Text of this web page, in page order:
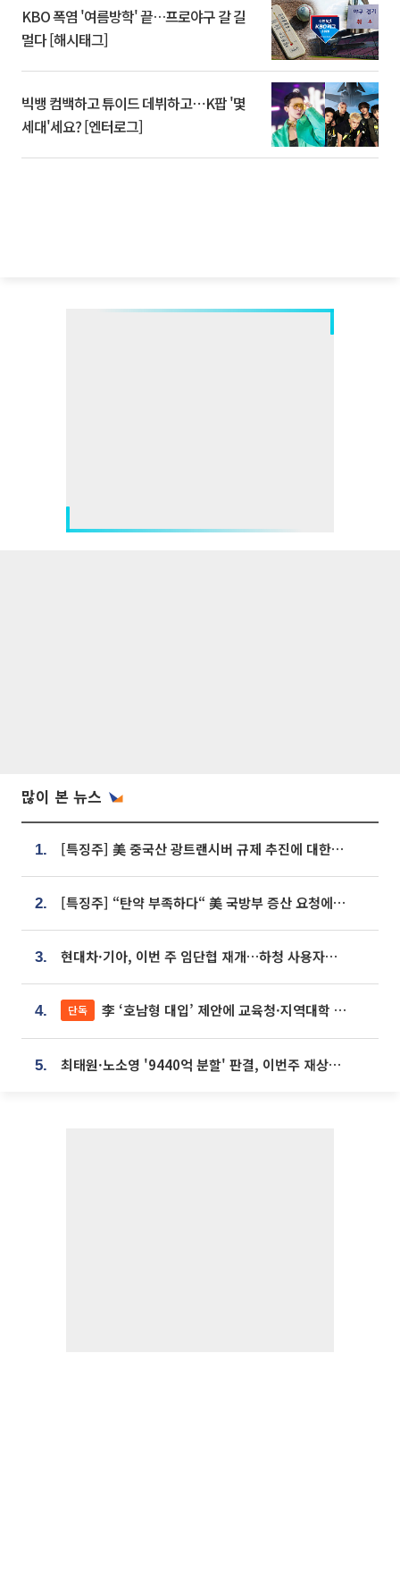
KBO 폭염 '여름방학' 끝…프로야구 갈 길
멀다 [해시태그]
빅뱅 컴백하고 튜이드 데뷔하고⋯K팝 '몇
세대'세요? [엔터로그]
많이 본 뉴스
1. [특징주] 美 중국산 광트랜시버 규제 추진에 대한광통신 등 광통신株 강세
2. [특징주] “탄약 부족하다“ 美 국방부 증산 요청에⋯국내 방산주 급등세
3. 현대차·기아, 이번 주 임단협 재개…하청 사용자성 재심도 ‘변수’
4. 단독 李 ‘호남형 대입’ 제안에 교육청·지역대학 서·논술형 입시 연계 '착수'
5. 최태원·노소영 '9440억 분할' 판결, 이번주 재상고 여부 주목